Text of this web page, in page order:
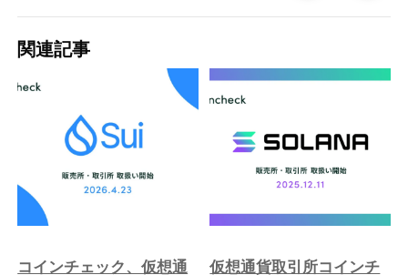
去
の
投
稿
へ
関連記事
コインチェック、仮想通
仮想通貨取引所コインチ